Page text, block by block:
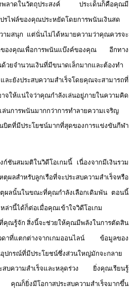
ลาดในวัตถุประสงค์ ประเด็นก็คือคุณมี
รไฟล์ของคุณประหยัดโดยการพนันเงินสด
ามสนุก แต่นั่นไม่ได้หมายความว่าคุณควรจะ
ของคุณเพื่อการพนันแบ๊งค์ของคุณ อีกทาง
วยจำนวนเงินที่มีขนาดเล็กมากและต้องทำ
และยังประสบความสำเร็จโดยคุณจะสามารถที่
าจให้แน่ใจว่าคุณกำลังเล่นอยู่ภายในความคิด
นการพนันมากกว่าการทำลายความเจริญ
บิตที่มีประโยชน์มากที่สุดของการแข่งขันกีฬา
ก์ชันสมมติในวิดีโอเกมนี้
เนื่องจากมีเงินรวม
ตุผลสำหรับลูกเรือที่จะประสบความสำเร็จหรือ
ผลนั้นในขณะที่คุณกำลังเลือกเดิมพัน ตอนนี้
ล่านี้ได้ก็ต่อเมื่อคุณเข้าใจวิดีโอเกม
คุณรู้จัก สิ่งนี้จะช่วยให้คุณมีพลังในการตัดสิน
าที่แตกต่างจากเกมออนไลน์ ข้อมูลของ
ปกรณ์ที่มีประโยชน์ซึ่งส่วนใหญ่มักจะกลาย
บความสำเร็จและหลุดร่วง
ยิ่งคุณเรียนรู้
คุณก็ยิ่งมีโอกาสประสบความสำเร็จมากขึ้น